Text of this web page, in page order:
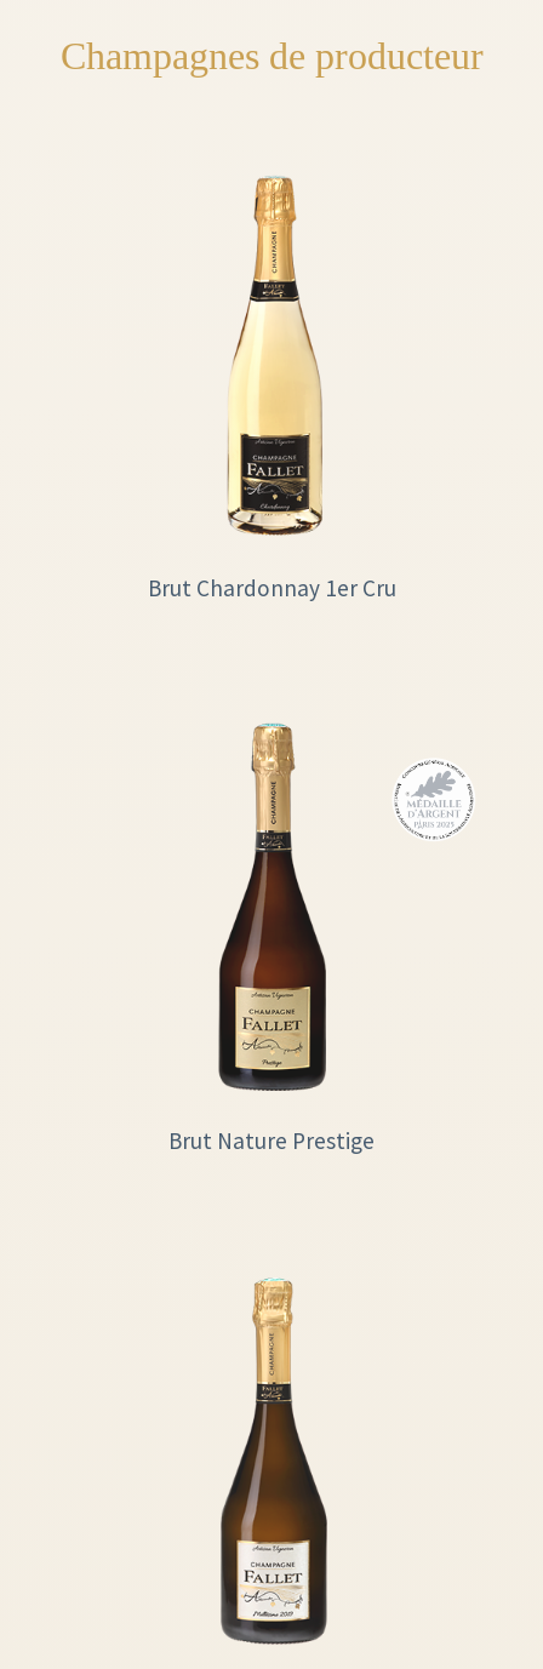
Champagnes de producteur
Brut Chardonnay 1er Cru
Brut Nature Prestige